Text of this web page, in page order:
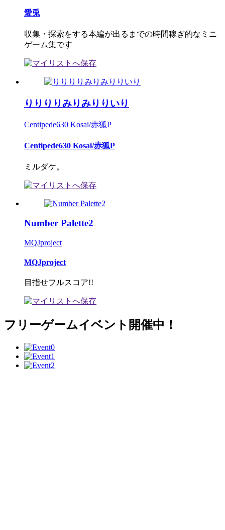
愛兎
収集・探索をする本編が出るまでの時間稼ぎ的なミニ
ゲーム集です
りりりりみりみりりいり
Centipede630 Kosai/赤狐P
Centipede630 Kosai/赤狐P
ミルダケ。
Number Palette2
MQJproject
MQJproject
目指せフルスコア!!
フリーゲームイベント開催中！